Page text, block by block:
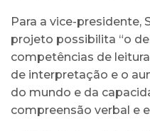
Para a vice-presidente,
projeto possibilita “o
competências de
de interpretação e o
do mundo e da
compreensão verbal e